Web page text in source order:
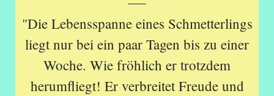
"Die Lebensspanne eines Schmetterlings
liegt nur bei ein paar Tagen bis zu einer
Woche. Wie fröhlich er trotzdem
herumfliegt! Er verbreitet Freude und